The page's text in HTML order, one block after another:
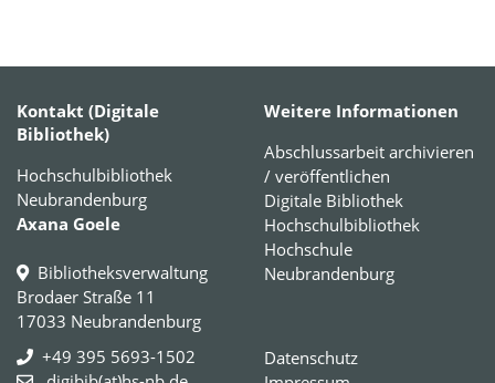
Kontakt (Digitale
Bibliothek)
Hochschulbibliothek
Neubrandenburg
Axana Goele
Bibliotheksverwaltung
Brodaer Straße 11
17033 Neubrandenburg
+49 395 5693-1502
Weitere Informationen
Abschlussarbeit archivieren
/ veröffentlichen
Digitale Bibliothek
Hochschulbibliothek
Hochschule
Neubrandenburg
Datenschutz